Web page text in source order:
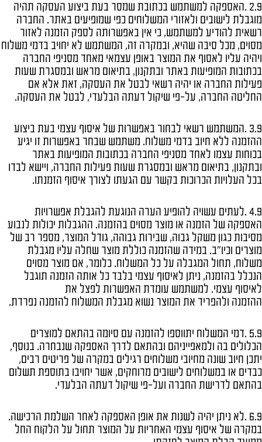
2.9 .האספקה למשתמש בכתובת שמסר בעת ביצוע העסקה תהיה
מוגבלת לישובים ולאזורי המשלוחים כפי שמופיעים באתר. החברה
רשאית להודיע למשתמש, כי אין באפשרותה לספק הזמנה לאזור
מסוים, מכל סיבה שהיא, ובמקרה זה, המשתמש לא יחויב בדמי משלוח
ויהיה עליו לאסוף את המוצר באופן עצמאי מאחד מסניפי החברה
בכתובות המופיעות באתר ובתקנון, בתיאום מראש ובמסגרת שעות
פעילות החברה או יהיה רשאי לבטל את העסקה, זאת אלא אם
החליטה החברה, על-פי שיקול דעתה הבלעדי, לבטל את העסקה.
3.9 .המשתמש רשאי לבחור באפשרות של איסוף עצמי בעת ביצוע
ההזמנה ללא חיוב בדמי משלוח. משתמש שבחר באפשרות זו יגיע
בכוחות עצמו לאחד מסניפי החברה בכתובות המופיעות באתר
ובתקנון, בתיאום מראש ובמסגרת שעות פעילות החברה, ויישא לבדו
בכל העלויות הכרוכות בקשר עם הגעתו לצורך איסוף הזמנתו.
4.9 .לעתים עשויה להופיע הערה הנוגעת להגבלת אפשרויות
האספקה של הזמנה או מוצר מסוים בהזמנה. ההגבלות יכולות לנבוע
מסיבות כגון משקל גבוה, שבירות גבוהה, גודל המוצר, מספר רב של
מוצרים וכיו"ב. במידה שהזמנה כוללת מוצר שחלה עליו מגבלת
משלוח, תחול המגבלה על כל המשלוח. כלומר, אם מוצר מסוים
הנכלל בהזמנה, ניתן לאיסוף עצמי בלבד כל אותה הזמנה תוגבל
לאיסוף עצמי. למשתמש עומדת האפשרות לפצל את
ההזמנה ולהפריד את המוצר נשוא מגבלת המשלוח להזמנה נפרדת.
5.9 .דמי המשלוח יתווספו להזמנה עם סיומה בהתאם למוצרים
הכלולים בה ולמאפייניהם ובהתאם לדרך האספקה שנבחרה. בנוסף,
יתכן חיוב שונה מחיובי משלוחים רגילים במקרה של פריטים רבים,
כבדים או במשלוחים לישובים מרוחקים, אשר יחויבו בתוספת תשלום
בהתאם לדרישת החברה ועל-פי שיקול דעתה הבלעדי.
6.9 .לא ניתן יהיה לשנות את אופן האספקה לאחר השלמת הרכישה.
במקרה של איסוף עצמי האחריות על המוצר תחול על הלקוח החל